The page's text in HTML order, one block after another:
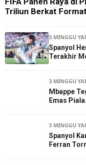
Triliun Berkat
3 MINGGU
Spanyol
Terakhir
3 MINGGU
Mbappe
Emas
3 MINGGU
Spanyol
Ferran